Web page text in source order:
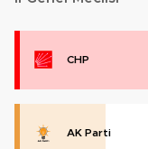
CHP
AK Parti